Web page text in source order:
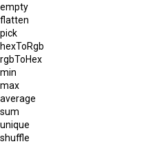
empty
flatten
pick
hexToRgb
rgbToHex
min
max
average
sum
unique
shuffle